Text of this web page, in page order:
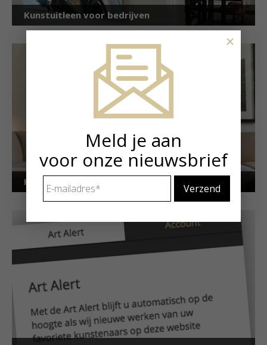
Kunstuitleen voor bedrijven
Kunstuitleen voor particulieren
Meld je aan
voor onze nieuwsbrief
mailadres *
×